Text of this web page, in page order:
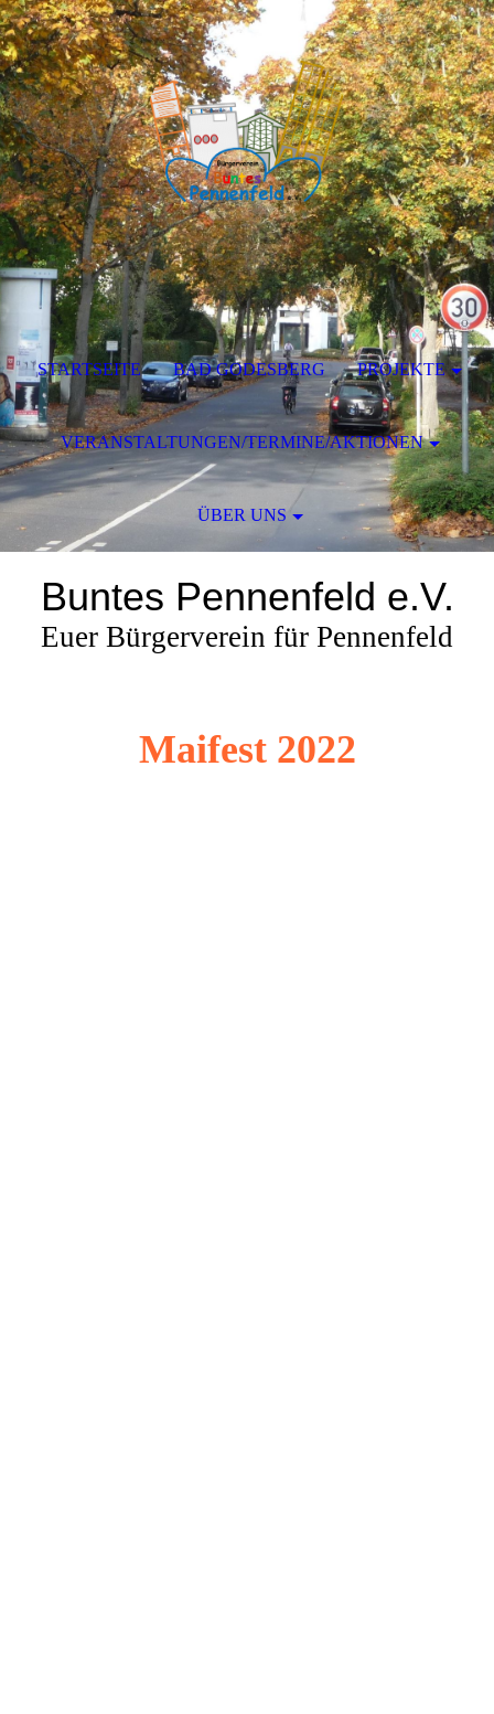
Buntes Pennenfeld e.V.
Euer Bürgerverein für Pennenfeld
Maifest 2022
STARTSEITE BAD GODESBERG PROJEKTE
VERANSTALTUNGEN/TERMINE/AKTIONEN
ÜBER UNS